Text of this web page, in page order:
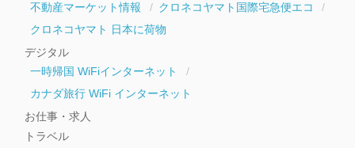
不動産マーケット情報
クロネコヤマト国際宅急便エコ
クロネコヤマト 日本に荷物
デジタル
一時帰国 WiFiインターネット
カナダ旅行 WiFi インターネット
お仕事・求人
トラベル